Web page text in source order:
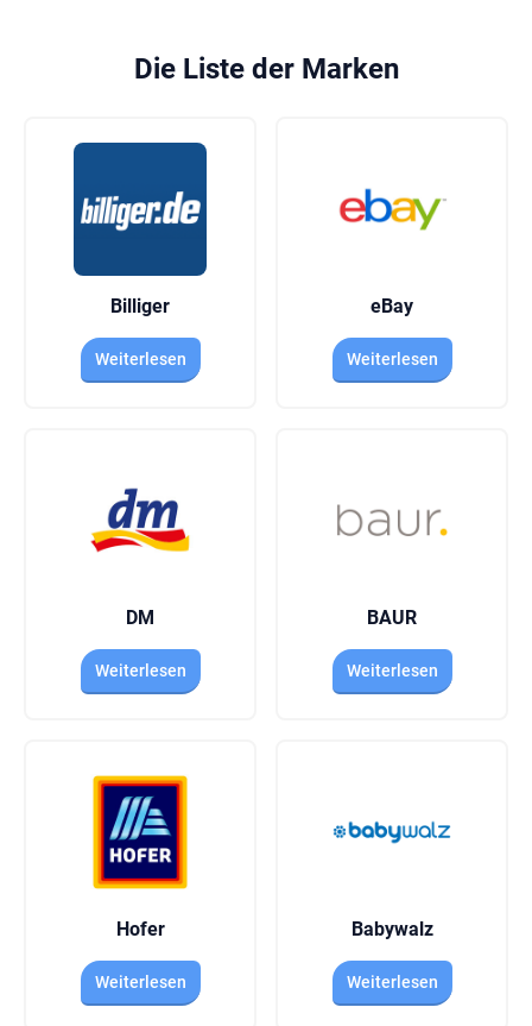
Die Liste der Marken
Billiger
Weiterlesen
eBay
Weiterlesen
DM
Weiterlesen
BAUR
Weiterlesen
Hofer
Weiterlesen
Babywalz
Weiterlesen